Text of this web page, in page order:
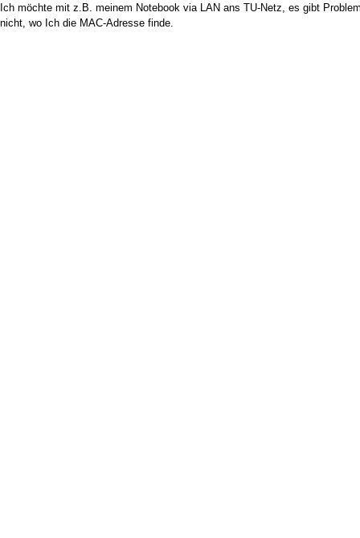
Ich möchte mit z.B. meinem Notebook via LAN ans TU-Netz, es gibt
nicht, wo Ich die MAC-Adresse finde.